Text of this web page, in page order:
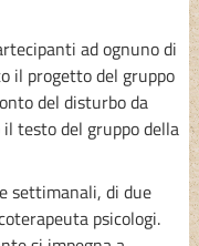
ad ognuno di
il progetto del gruppo
del disturbo da
testo del gruppo della
settimanali, di due
psicologi.